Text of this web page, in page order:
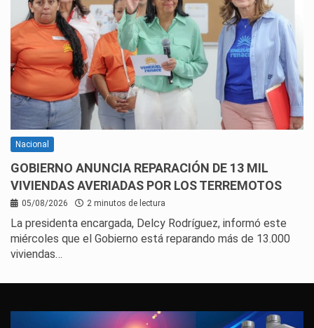
Nacional
GOBIERNO ANUNCIA REPARACIÓN DE 13 MIL
VIVIENDAS AVERIADAS POR LOS TERREMOTOS
05/08/2026 2 minutos de lectura
La presidenta encargada, Delcy Rodríguez, informó este
miércoles que el Gobierno está reparando más de 13.000
viviendas…